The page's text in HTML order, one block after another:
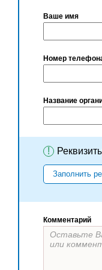
Ваше имя
Номер
Название
!
Заполнить
Комментарий